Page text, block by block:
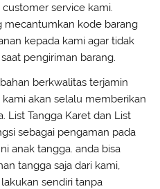
service kami.
mecantumkan kode barang
kepada kami agar tidak
pengiriman barang.
berkwalitas terjamin
akan selalu memberikan
List Tangga Karet dan List
sebagai pengaman pada
anak tangga. anda bisa
tangga saja dari kami,
sendiri tanpa